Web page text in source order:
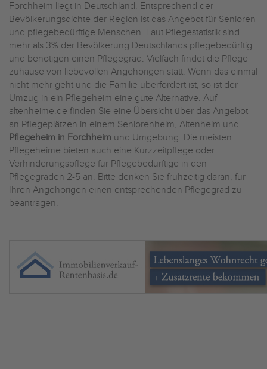
Forchheim liegt in Deutschland. Entsprechend der
Bevölkerungsdichte der Region ist das Angebot für Senioren
und pflegebedürftige Menschen. Laut Pflegestatistik sind
mehr als 3% der Bevölkerung Deutschlands pflegebedürftig
und benötigen einen Pflegegrad. Vielfach findet die Pflege
zuhause von liebevollen Angehörigen statt. Wenn das einmal
nicht mehr geht und die Familie überfordert ist, so ist der
Umzug in ein Pflegeheim eine gute Alternative. Auf
altenheime.de finden Sie eine Übersicht über das Angebot
an Pflegeplätzen in einem Seniorenheim, Altenheim und
Pflegeheim in Forchheim und Umgebung. Die meisten
Pflegeheime bieten auch eine Kurzzeitpflege oder
Verhinderungspflege für Pflegebedürftige in den
Pflegegraden 2-5 an. Bitte denken Sie frühzeitig daran, für
Ihren Angehörigen einen entsprechenden Pflegegrad zu
beantragen.